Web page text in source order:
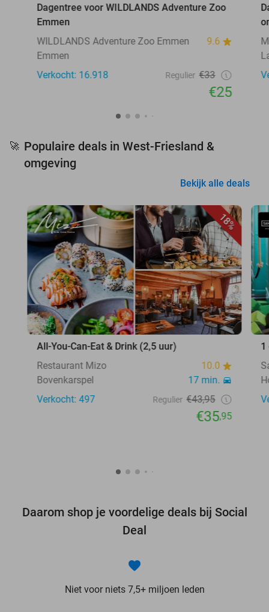
Dagentree voor WILDLANDS Adventure Zoo
Emmen
WILDLANDS Adventure Zoo Emmen
9.6
Emmen
Verkocht: 16.918
Regulier €33
€25
🚀 Populaire deals in West-Friesland &
omgeving
Bekijk alle deals
18%
All-You-Can-Eat & Drink (2,5 uur)
Restaurant Mizo
10.0
Bovenkarspel
17 min.
Verkocht: 497
Regulier €43,95
€35,95
1
Daarom shop je voordelige deals bij Social
Deal
Niet voor niets 7,5+ miljoen leden